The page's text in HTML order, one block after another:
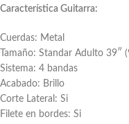
Característica Guitarra:
Cuerdas: Metal
Tamaño: Standar Adulto 39″
Sistema: 4 bandas
Acabado: Brillo
Corte Lateral: Si
Filete en bordes: Si